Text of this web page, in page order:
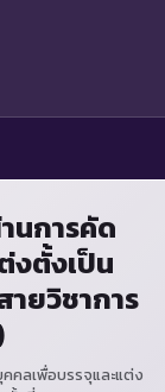
นการคัด
งตั้งเป็น
ยวิชาการ
คลเพื่อบรรจุและแต่ง